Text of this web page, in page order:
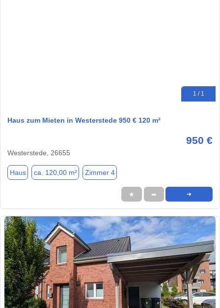
1 / 1
Haus zum Mieten in Westerstede 950 € 120 m²
950 €
Westerstede, 26655
Haus ca. 120,00 m² Zimmer 4
★ ➦ ➜